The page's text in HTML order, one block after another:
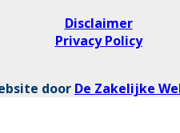
Disclaimer
Privacy Policy
door De Zakelijke